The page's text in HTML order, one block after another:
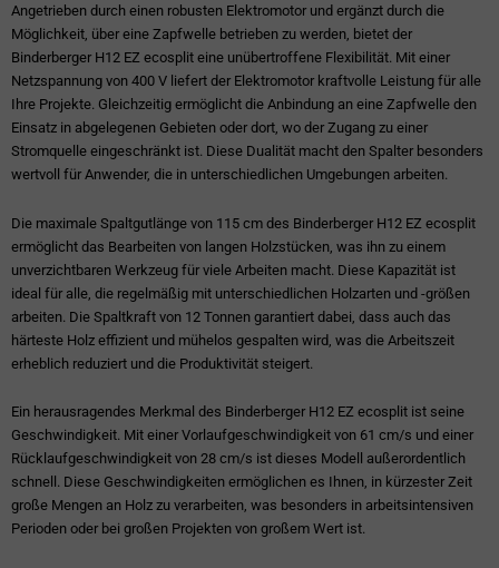
Angetrieben durch einen robusten Elektromotor und ergänzt durch die
Möglichkeit, über eine Zapfwelle betrieben zu werden, bietet der
Binderberger H12 EZ ecosplit eine unübertroffene Flexibilität. Mit einer
Netzspannung von 400 V liefert der Elektromotor kraftvolle Leistung für alle
Ihre Projekte. Gleichzeitig ermöglicht die Anbindung an eine Zapfwelle den
Einsatz in abgelegenen Gebieten oder dort, wo der Zugang zu einer
Stromquelle eingeschränkt ist. Diese Dualität macht den Spalter besonders
wertvoll für Anwender, die in unterschiedlichen Umgebungen arbeiten.
Die maximale Spaltgutlänge von 115 cm des Binderberger H12 EZ ecosplit
ermöglicht das Bearbeiten von langen Holzstücken, was ihn zu einem
unverzichtbaren Werkzeug für viele Arbeiten macht. Diese Kapazität ist
ideal für alle, die regelmäßig mit unterschiedlichen Holzarten und -größen
arbeiten. Die Spaltkraft von 12 Tonnen garantiert dabei, dass auch das
härteste Holz effizient und mühelos gespalten wird, was die Arbeitszeit
erheblich reduziert und die Produktivität steigert.
Ein herausragendes Merkmal des Binderberger H12 EZ ecosplit ist seine
Geschwindigkeit. Mit einer Vorlaufgeschwindigkeit von 61 cm/s und einer
Rücklaufgeschwindigkeit von 28 cm/s ist dieses Modell außerordentlich
schnell. Diese Geschwindigkeiten ermöglichen es Ihnen, in kürzester Zeit
große Mengen an Holz zu verarbeiten, was besonders in arbeitsintensiven
Perioden oder bei großen Projekten von großem Wert ist.